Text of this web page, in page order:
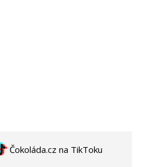
Čokoláda.cz na TikToku